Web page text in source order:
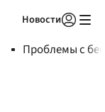
Новости
Проблемы с